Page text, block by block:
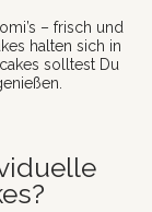
– frisch und
halten sich in
solltest Du